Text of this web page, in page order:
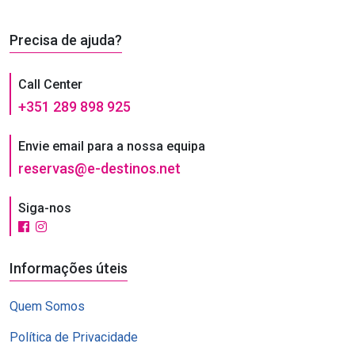
Precisa de ajuda?
Call Center
+351 289 898 925
Envie email para a nossa equipa
reservas@e-destinos.net
Siga-nos
Informações úteis
Quem Somos
Política de Privacidade